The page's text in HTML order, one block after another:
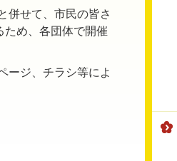
併せて、市民の皆さ
ため、各団体で開催
ージ、チラシ等によ